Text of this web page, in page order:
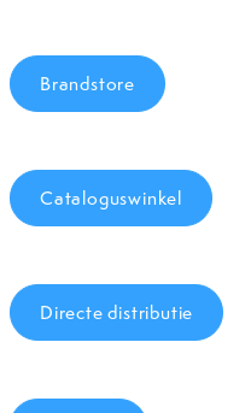
Brandstore
Cataloguswinkel
Directe distributie